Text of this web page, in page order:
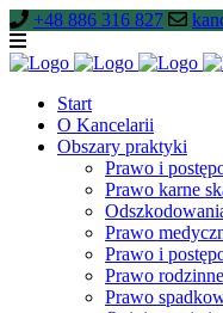
+48 886 316 827
Start
O Kancelarii
Obszary praktyki
Prawo i
Prawo karne
Prawo
Prawo i
Prawo
Prawo